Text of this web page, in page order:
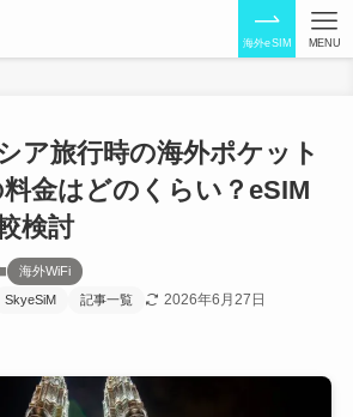
海外eSIM MENU
ア旅行時の海外ポケット
金はどのくらい？eSIM
検討
海外WiFi
SkyeSiM 記事一覧
2026年6月27日